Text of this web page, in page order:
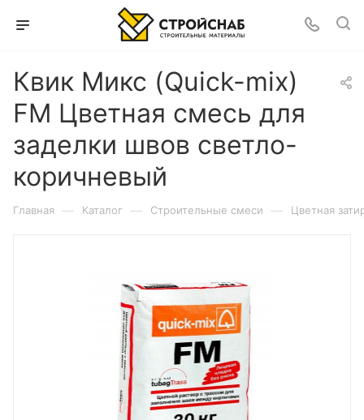
Квик Микс (Quick-mix)
FM Цветная смесь для
заделки швов светло-
коричневый
Главная — Каталог — Строительные смеси — Цветная